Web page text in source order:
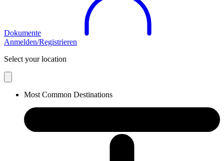
Dokumente
Anmelden/Registrieren
Select your location
Most Common Destinations